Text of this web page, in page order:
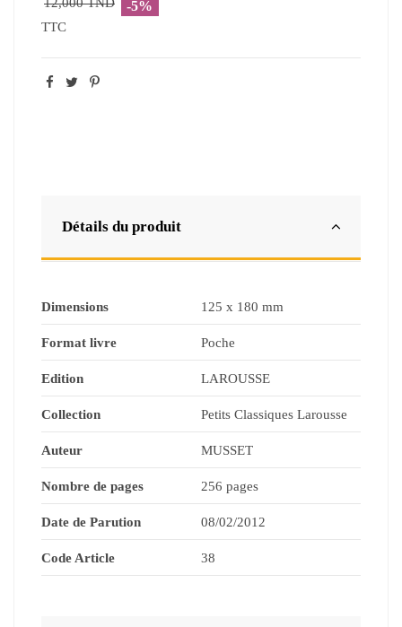
-5%
TTC
Détails du produit
Dimensions 125 x 180 mm
Format livre Poche
Edition LAROUSSE
Collection Petits Classiques Larousse
Auteur MUSSET
Nombre de pages 256 pages
Date de Parution 08/02/2012
Code Article 38